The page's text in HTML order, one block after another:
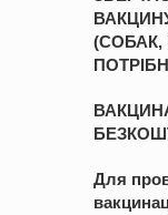
(СОБАК,
Для